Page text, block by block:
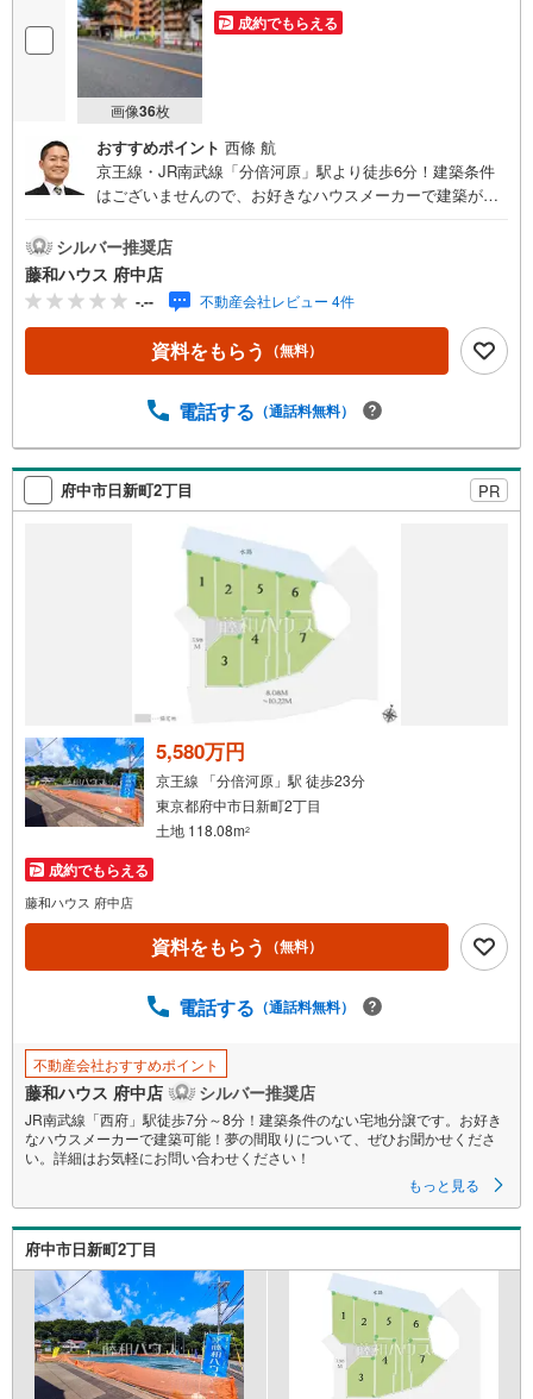
画像36枚
成約でもらえる
おすすめポイント 西條 航
京王線・JR南武線「分倍河原」駅より徒歩6分！建築条件
はございませんので、お好きなハウスメーカーで建築が可
軽にお問い合わせください
シルバー推奨店
藤和ハウス 府中店
-.-- 不動産会社レビュー 4件
資料をもらう （無料）
電話する （通話料無料）
府中市日新町2丁目 PR
5,580万円
京王線 「分倍河原」駅 徒歩23分
東京都府中市日新町2丁目
土地 118.08m2
成約でもらえる
藤和ハウス 府中店
資料をもらう （無料）
電話する （通話料無料）
不動産会社おすすめポイント
藤和ハウス 府中店 シルバー推奨店
JR南武線「西府」駅徒歩7分～8分！建築条件のない宅地分譲です。お好き
なハウスメーカーで建築可能！夢の間取りについて、ぜひお聞かせくださ
い。詳細はお気軽にお問い合わせください！
もっと見る
府中市日新町2丁目